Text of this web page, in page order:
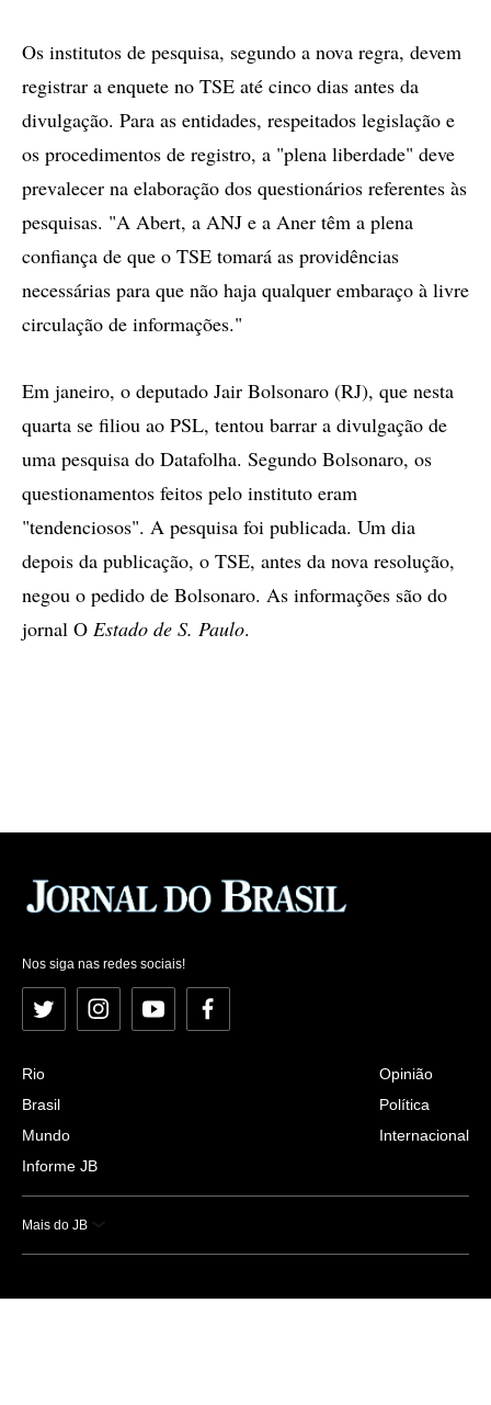
Os institutos de pesquisa, segundo a nova regra, devem
registrar a enquete no TSE até cinco dias antes da
divulgação. Para as entidades, respeitados legislação e
os procedimentos de registro, a "plena liberdade" deve
prevalecer na elaboração dos questionários referentes às
pesquisas. "A Abert, a ANJ e a Aner têm a plena
confiança de que o TSE tomará as providências
necessárias para que não haja qualquer embaraço à livre
circulação de informações."
Em janeiro, o deputado Jair Bolsonaro (RJ), que nesta
quarta se filiou ao PSL, tentou barrar a divulgação de
uma pesquisa do Datafolha. Segundo Bolsonaro, os
questionamentos feitos pelo instituto eram
"tendenciosos". A pesquisa foi publicada. Um dia
depois da publicação, o TSE, antes da nova resolução,
negou o pedido de Bolsonaro. As informações são do
jornal O Estado de S. Paulo.
Nos siga nas redes sociais!
Twitter InstagramYouTubeFacebook
Rio
Brasil
Mundo
Informe JB
Opinião
Política
Internacional
Mais do JB
Esportes